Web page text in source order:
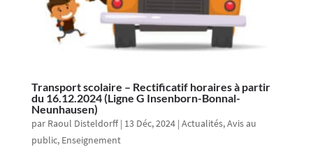
Transport scolaire – Rectificatif horaires à partir
du 16.12.2024 (Ligne G Insenborn-Bonnal-
Neunhausen)
par Raoul Disteldorff| 13 Déc, 2024| Actualités,Avis au
public, Enseignement